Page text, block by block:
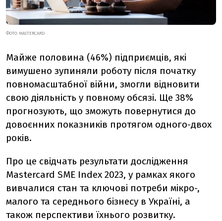
ФОТО: MASTERCARD
Майже половина (46%) підприємців, які
вимушено зупиняли роботу після початку
повномасштабної війни, змогли відновити
свою діяльність у повному обсязі. Ще 38%
прогнозують, що зможуть повернутися до
довоєнних показників протягом одного-двох
років.
Про це свідчать результати дослідження
Mastercard SME Index 2023, у рамках якого
вивчалися стан та ключові потреби мікро-,
малого та середнього бізнесу в Україні, а
також перспективи їхнього розвитку.